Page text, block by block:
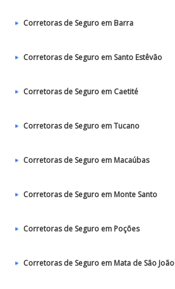
Corretoras de Seguro em Barra
Corretoras de Seguro em Santo Estêvão
Corretoras de Seguro em Caetité
Corretoras de Seguro em Tucano
Corretoras de Seguro em Macaúbas
Corretoras de Seguro em Monte Santo
Corretoras de Seguro em Poções
Corretoras de Seguro em Mata de São João